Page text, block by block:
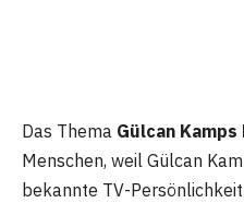
Das Thema Gülcan Kamps
Menschen, weil Gülcan
bekannte TV-